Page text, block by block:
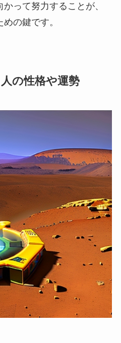
って努力することが、
の鍵です。
の性格や運勢